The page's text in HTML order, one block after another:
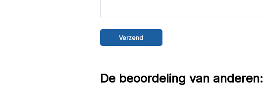
De beoordeling van anderen: